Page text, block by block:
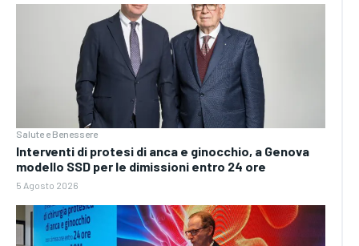
Salute e Benessere
Interventi di protesi di anca e ginocchio, a Genova
modello SSD per le dimissioni entro 24 ore
5 Agosto 2026